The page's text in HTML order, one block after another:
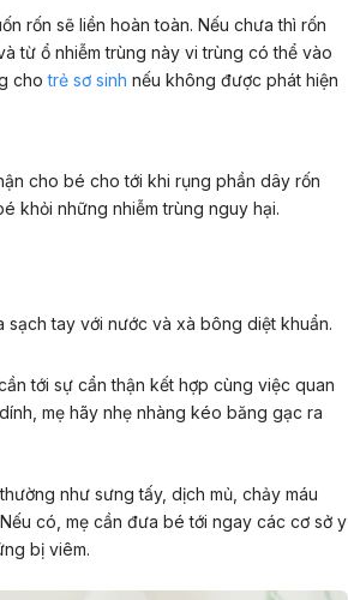
rốn sẽ liền hoàn toàn. Nếu chưa thì rốn
từ ổ nhiễm trùng này vi trùng có thể vào
chotrẻ sơ sinh nếu không được phát hiện
cho bé cho tới khi rụng phần dây rốn
khỏi những nhiễm trùng nguy hại.
sạch tay với nước và xà bông diệt khuẩn.
tới sự cẩn thận kết hợp cùng việc quan
mẹ hãy nhẹ nhàng kéo băng gạc ra
như sưng tấy, dịch mủ, chảy máu
có, mẹ cần đưa bé tới ngay các cơ sở y
bị viêm.